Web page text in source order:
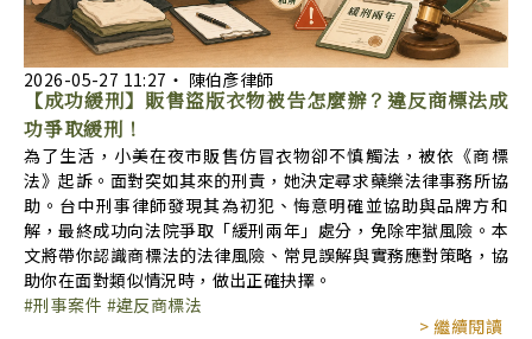
2026-05-27 11:27 ‧ 陳伯彥律師
【成功緩刑】販售盜版衣物被告怎麼辦？違反商標法成
功爭取緩刑！
為了生活，小美在夜市販售仿冒衣物卻不慎觸法，被依《商標
法》起訴。面對突如其來的刑責，她決定尋求蘗樂法律事務所協
助。台中刑事律師發現其為初犯、悔意明確並協助與品牌方和
解，最終成功向法院爭取「緩刑兩年」處分，免除牢獄風險。本
文將帶你認識商標法的法律風險、常見誤解與實務應對策略，協
助你在面對類似情況時，做出正確抉擇。
刑事案件
違反商標法
> 繼續閱讀